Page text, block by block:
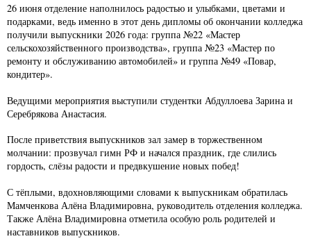
26 июня отделение наполнилось радостью и улыбками, цветами и
подарками, ведь именно в этот день дипломы об окончании колледжа
получили выпускники 2026 года: группа №22 «Мастер
сельскохозяйственного производства», группа №23 «Мастер по
ремонту и обслуживанию автомобилей» и группа №49 «Повар,
кондитер».
Ведущими мероприятия выступили студентки Абдуллоева Зарина и
Серебрякова Анастасия.
После приветствия выпускников зал замер в торжественном
молчании: прозвучал гимн РФ и начался праздник, где слились
гордость, слёзы радости и предвкушение новых побед!
С тёплыми, вдохновляющими словами к выпускникам обратилась
Мамченкова Алёна Владимировна, руководитель отделения колледжа.
Также Алёна Владимировна отметила особую роль родителей и
наставников выпускников.